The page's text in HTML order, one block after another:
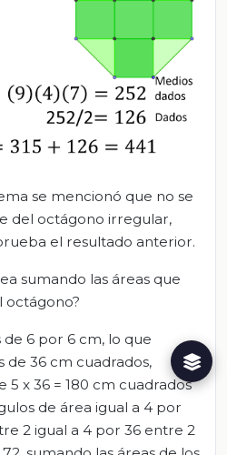
se mencionó que no se
del octágono irregular,
el resultado anterior.
sumando las áreas que
octágono?
6 por 6 cm, lo que
de 36 cm cuadrados,
5 x 36 = 180 cm cuadrados
de área igual a 4 por
2 igual a 4 por 36 entre 2